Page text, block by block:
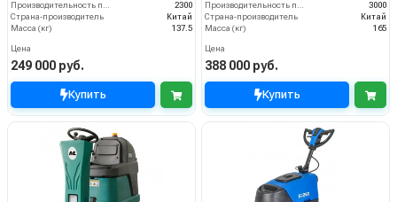
Производительность по площади (м2/ч)
2300
Страна-производитель
Китай
Масса (кг)
137.5
Цена
249 000 руб.
Купить
Производительность по площади (м2/ч)
3000
Страна-производитель
Китай
Масса (кг)
165
Цена
388 000 руб.
Купить